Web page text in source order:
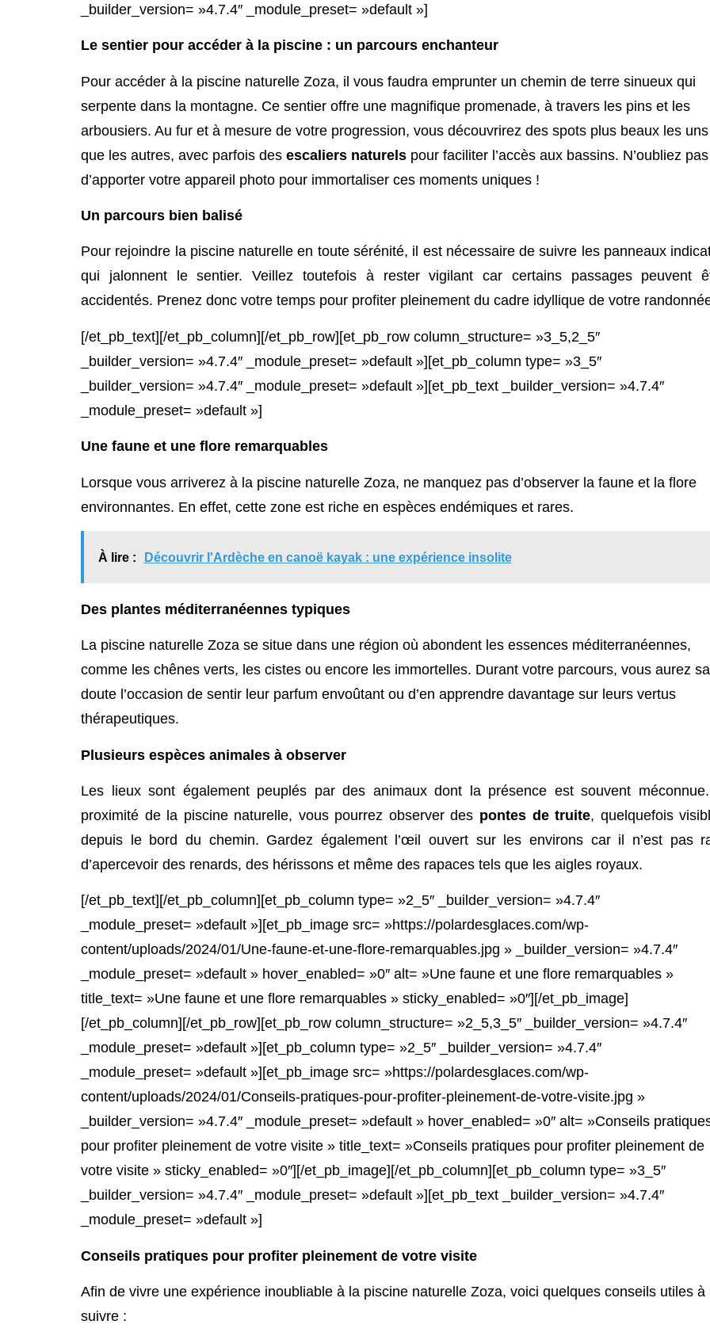
_builder_version= »4.7.4″ _module_preset= »default »]
Le sentier pour accéder à la piscine : un parcours enchanteur
Pour accéder à la piscine naturelle Zoza, il vous faudra emprunter un chemin de terre sinueux qui
serpente dans la montagne. Ce sentier offre une magnifique promenade, à travers les pins et les
arbousiers. Au fur et à mesure de votre progression, vous découvrirez des spots plus beaux les uns
que les autres, avec parfois des escaliers naturels pour faciliter l’accès aux bassins. N’oubliez pas
d’apporter votre appareil photo pour immortaliser ces moments uniques !
Un parcours bien balisé
Pour rejoindre la piscine naturelle en toute sérénité, il est nécessaire de suivre les panneaux
qui jalonnent le sentier. Veillez toutefois à rester vigilant car certains passages peuvent
accidentés. Prenez donc votre temps pour profiter pleinement du cadre idyllique de votre
[/et_pb_text][/et_pb_column][/et_pb_row][et_pb_row column_structure= »3_5,2_5″
_builder_version= »4.7.4″ _module_preset= »default »][et_pb_column type= »3_5″
_builder_version= »4.7.4″ _module_preset= »default »][et_pb_text _builder_version= »4.7.4″
_module_preset= »default »]
Une faune et une flore remarquables
Lorsque vous arriverez à la piscine naturelle Zoza, ne manquez pas d’observer la faune et la flore
environnantes. En effet, cette zone est riche en espèces endémiques et rares.
À lire : Découvrir l'Ardèche en canoë kayak : une expérience insolite
Des plantes méditerranéennes typiques
La piscine naturelle Zoza se situe dans une région où abondent les essences méditerranéennes,
comme les chênes verts, les cistes ou encore les immortelles. Durant votre parcours, vous aurez
doute l’occasion de sentir leur parfum envoûtant ou d’en apprendre davantage sur leurs vertus
thérapeutiques.
Plusieurs espèces animales à observer
Les lieux sont également peuplés par des animaux dont la présence est souvent
proximité de la piscine naturelle, vous pourrez observer des pontes de truite, quelquefois
depuis le bord du chemin. Gardez également l’œil ouvert sur les environs car il n’est pas
d’apercevoir des renards, des hérissons et même des rapaces tels que les aigles royaux.
[/et_pb_text][/et_pb_column][et_pb_column type= »2_5″ _builder_version= »4.7.4″
_module_preset= »default »][et_pb_image src= »https://polardesglaces.com/wp-
content/uploads/2024/01/Une-faune-et-une-flore-remarquables.jpg » _builder_version= »4.7.4″
_module_preset= »default » hover_enabled= »0″ alt= »Une faune et une flore remarquables »
title_text= »Une faune et une flore remarquables » sticky_enabled= »0″][/et_pb_image]
[/et_pb_column][/et_pb_row][et_pb_row column_structure= »2_5,3_5″ _builder_version= »4.7.4″
_module_preset= »default »][et_pb_column type= »2_5″ _builder_version= »4.7.4″
_module_preset= »default »][et_pb_image src= »https://polardesglaces.com/wp-
content/uploads/2024/01/Conseils-pratiques-pour-profiter-pleinement-de-votre-visite.jpg »
_builder_version= »4.7.4″ _module_preset= »default » hover_enabled= »0″ alt= »Conseils
pour profiter pleinement de votre visite » title_text= »Conseils pratiques pour profiter pleinement de
votre visite » sticky_enabled= »0″][/et_pb_image][/et_pb_column][et_pb_column type= »3_5″
_builder_version= »4.7.4″ _module_preset= »default »][et_pb_text _builder_version= »4.7.4″
_module_preset= »default »]
Conseils pratiques pour profiter pleinement de votre visite
Afin de vivre une expérience inoubliable à la piscine naturelle Zoza, voici quelques conseils utiles à
suivre :